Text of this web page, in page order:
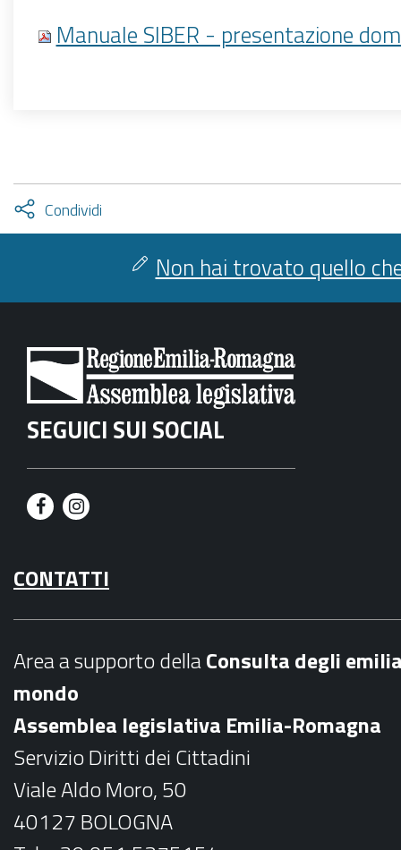
Manuale SIBER - presentazione
Condividi
facebook
twitter
Attiva
condividi
Non hai trovato quello
SEGUICI SUI SOCIAL
F
c
e
o
k
I
s
t
r
a
m
CONTATTI
Area a supporto dellaConsulta degli
mondo
Assemblea legislativa Emilia-Romagna
Servizio Diritti dei Cittadini
Viale Aldo Moro, 50
40127 BOLOGNA